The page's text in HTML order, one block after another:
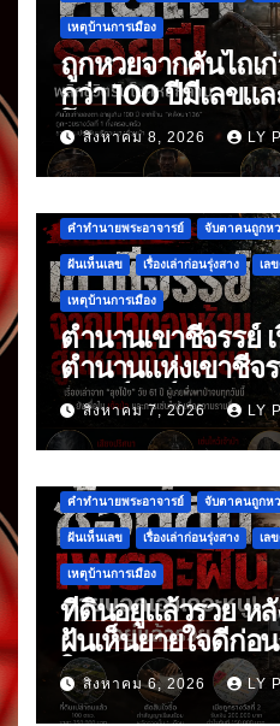
เหตุบ้านการเมือง
ถูกหวยจากคันไถเ
กว่า 100 ปีมีเลขแ
โชคสิงหาคม 8, 2026 LY
คำทำนายพระอาจารย์ จับตาคนถูกห
ฝันเห็นเลข เรื่องเล่าก่อนรุ่งสาง เล
เหตุบ้านการเมือง
ตำนานเขาชีจรรย์ เ
ตำนานแห่งเขาชีจ
แลนด์มาร์กดัง
สิงหาคม 7, 2026 LY
คำทำนายพระอาจารย์ จับตาคนถูกห
ฝันเห็นเลข เรื่องเล่าก่อนรุ่งสาง เล
เหตุบ้านการเมือง
ที่ดินอยู่แล้วรวย ห
ฝันเห็นยายใจดีก่อ
ใหญ่
สิงหาคม 6, 2026 LY